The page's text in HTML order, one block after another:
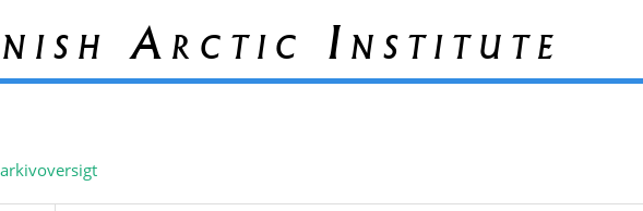
Arctic Institute